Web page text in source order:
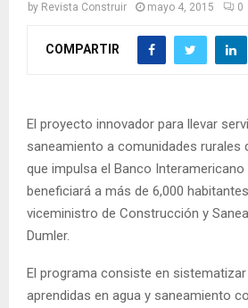
by Revista Construir mayo 4, 2015 0
COMPARTIR
El proyecto innovador para llevar
saneamiento a comunidades rurales
que impulsa el Banco Interamericano
beneficiará a más de 6,000
viceministro de Construcción y
Dumler.
El programa consiste en
aprendidas en agua y saneamiento